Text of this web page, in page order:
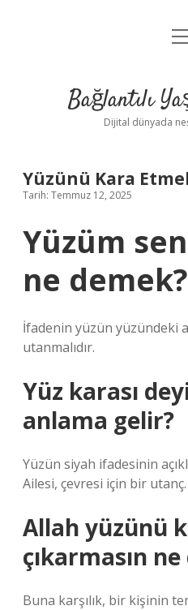
Yasal
Bağlantılı
Dijital dünyada
Yüzünü Kara
Tarih: Temmuz 12, 2025
Yüzüm
ne demek?
İfadenin yüzün yüzündeki
utanmalıdır.
Yüz karası
anlama gelir?
Yüzün siyah ifadesinin
Ailesi, çevresi için bir utanç.
Allah yüzünü
çıkarmasın
Buna karşılık, bir kişinin